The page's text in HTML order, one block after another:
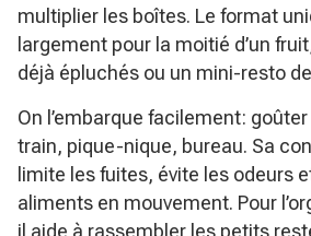
multiplier les boîtes. Le format
largement pour la moitié d’un
déjà épluchés ou un mini-resto
On l’embarque facilement:
train, pique-nique, bureau. Sa
limite les fuites, évite les odeurs
aliments en mouvement. Pour
il aide à rassembler les petits